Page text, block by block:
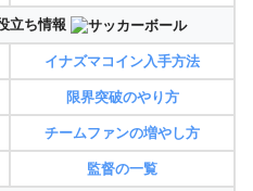
立ち情報
イナズマコイン入手方法
限界突破のやり方
チームファンの増やし方
監督の一覧